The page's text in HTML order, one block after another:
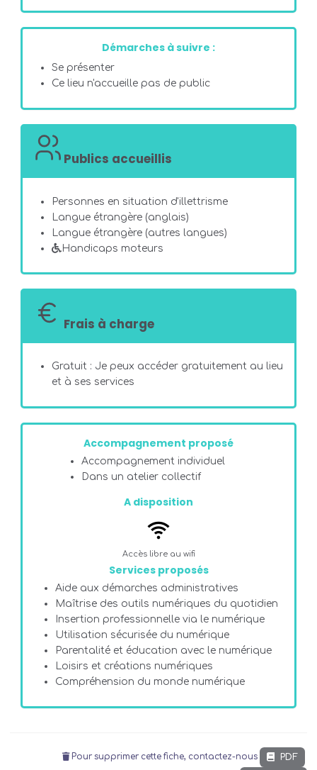
Démarches à suivre :
Se présenter
Ce lieu n'accueille pas de public
Publics accueillis
Personnes en situation d'illettrisme
Langue étrangère (anglais)
Langue étrangère (autres langues)
Handicaps moteurs
Frais à charge
Gratuit : Je peux accéder gratuitement au lieu
et à ses services
Accompagnement proposé
Accompagnement individuel
Dans un atelier collectif
A disposition
Accès libre au wifi
Services proposés
Aide aux démarches administratives
Maîtrise des outils numériques du quotidien
Insertion professionnelle via le numérique
Utilisation sécurisée du numérique
Parentalité et éducation avec le numérique
Loisirs et créations numériques
Compréhension du monde numérique
Pour supprimer cette fiche, contactez-nous PDF